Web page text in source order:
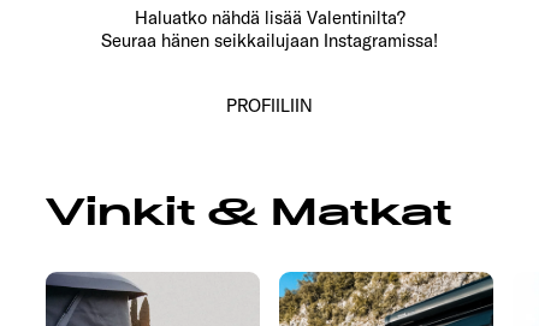
Haluatko nähdä lisää Valentinilta?
Seuraa hänen seikkailujaan Instagramissa!
PROFIILIIN
Vinkit & Matkat